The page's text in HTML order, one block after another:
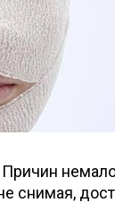
снимая,